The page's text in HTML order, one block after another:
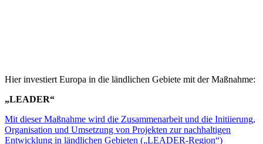
Hier investiert Europa in die ländlichen Gebiete mit der Maßnahme:
„LEADER“
Mit dieser Maßnahme wird die Zusammenarbeit und die Initiierung,
Organisation und Umsetzung von Projekten zur nachhaltigen
Entwicklung in ländlichen Gebieten („LEADER-Region“)